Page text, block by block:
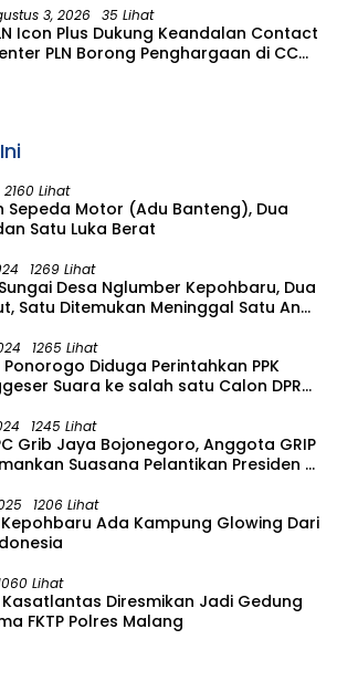
3, 2026 35 Lihat
Icon Plus Dukung Keandalan Contact
PLN Borong Penghargaan di CCW
2160 Lihat
Sepeda Motor (Adu Banteng), Dua
Satu Luka Berat
1269 Lihat
Desa Nglumber Kepohbaru, Dua
Satu Ditemukan Meninggal Satu Anak
1265 Lihat
Ponorogo Diduga Perintahkan PPK
Suara ke salah satu Calon DPRD
1245 Lihat
Grib Jaya Bojonegoro, Anggota GRIP
Suasana Pelantikan Presiden di
1206 Lihat
Ada Kampung Glowing Dari
Lihat
Kasatlantas Diresmikan Jadi Gedung
FKTP Polres Malang